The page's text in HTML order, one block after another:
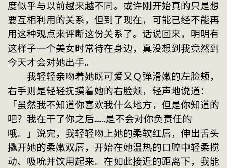
度似乎与以前越来越不同。或许刚开始真的只是想
要互相利用的关系，但到了现在，可能已经不能再
用这种观点来评断这份关系了。话说回来，明明有
这样子一个美女时常待在身边，真没想到我竟然到
今天才会对她出手。
我轻轻亲吻着她既可爱又Ｑ弹滑嫩的左脸颊，
右手则是轻轻抚摸着她的右脸颊，轻声地说道：
「虽然我不知道你喜欢我什么地方，但是你知道的
吧？我在干了你之后……是不会对你负责任的
哦。」说完，我轻轻吻上她的柔软红唇，伸出舌头
撬开她的柔嫩双唇，开始在她温热的口腔中轻柔搅
动、吸吮并饮用起来。在如此接近的距离下，我能